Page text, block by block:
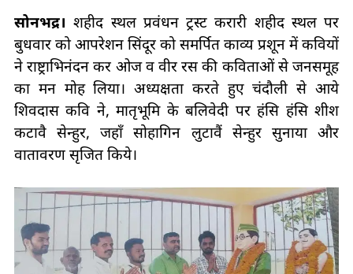
सोनभद्र। शहीद स्थल प्रवंधन ट्रस्ट करारी शहीद स्थल पर
बुधवार को आपरेशन सिंदूर को समर्पित काव्य प्रशून में कवियों
ने राष्ट्राभिनंदन कर ओज व वीर रस की कविताओं से जनसमूह
का मन मोह लिया। अध्यक्षता करते हुए चंदौली से आये
शिवदास कवि ने, मातृभूमि के बलिवेदी पर हंसि हंसि शीश
कटावै सेन्हुर, जहाँ सोहागिन लुटावैं सेन्हुर सुनाया और
वातावरण सृजित किये।